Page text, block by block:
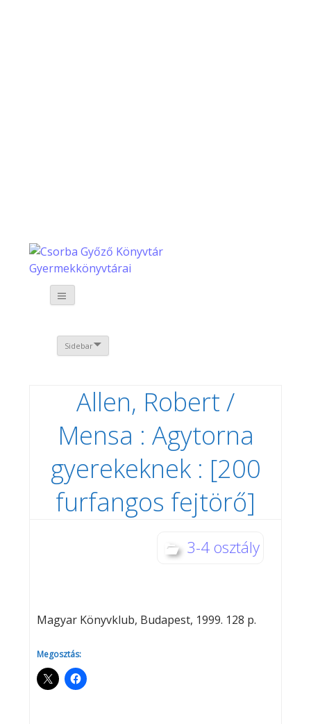
Sidebar
Allen, Robert /
Mensa : Agytorna
gyerekeknek : [200
furfangos fejtörő]
3-4 osztály
Magyar Könyvklub, Budapest, 1999. 128 p.
Megosztás: